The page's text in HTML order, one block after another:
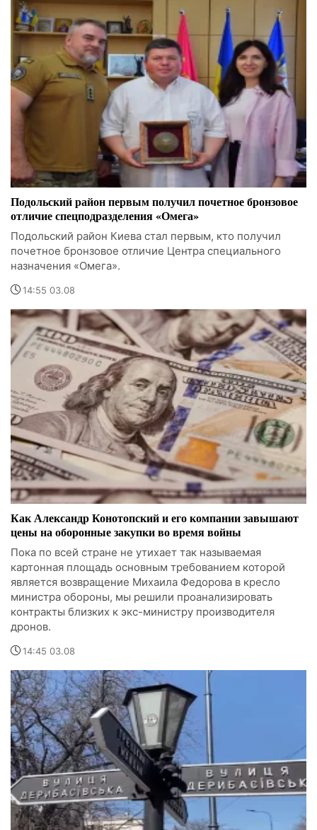
Подольский район первым получил почетное бронзовое
отличие спецподразделения «Омега»
Подольский район Киева стал первым, кто получил
почетное бронзовое отличие Центра специального
назначения «Омега».
14:55 03.08
Как Александр Конотопский и его компании завышают
цены на оборонные закупки во время войны
Пока по всей стране не утихает так называемая
картонная площадь основным требованием которой
является возвращение Михаила Федорова в кресло
министра обороны, мы решили проанализировать
контракты близких к экс-министру производителя
дронов.
14:45 03.08